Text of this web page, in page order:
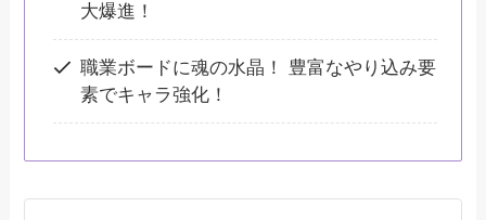
大爆進！
職業ボードに魂の水晶！ 豊富なやり込み要
素でキャラ強化！